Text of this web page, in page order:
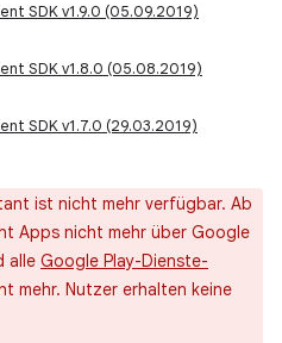
SDK v1.9.0 (05.09.2019)
SDK v1.8.0 (05.08.2019)
SDK v1.7.0 (29.03.2019)
ist nicht mehr verfügbar. Ab
Apps nicht mehr über Google
alle Google Play-Dienste-
mehr. Nutzer erhalten keine